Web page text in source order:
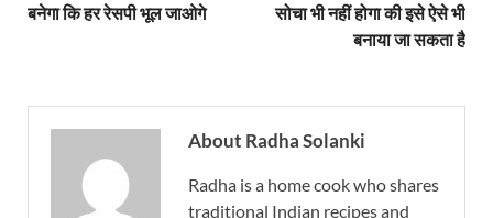
बनेगा कि हर रेसपी भूल जाओगे
सोचा भी नहीं होगा की इसे ऐसे भी
बनाया जा सकता है
About Radha Solanki
Radha is a home cook who shares
traditional Indian recipes and